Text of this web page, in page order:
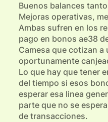
Buenos balances
Mejoras operativas,
Ambas sufren en los
pago en bonos ae38
Camesa que cotizan a
oportunamente
Lo que hay que tener
del tiempo si esos
esperar esa linea
parte que no se
de transacciones.